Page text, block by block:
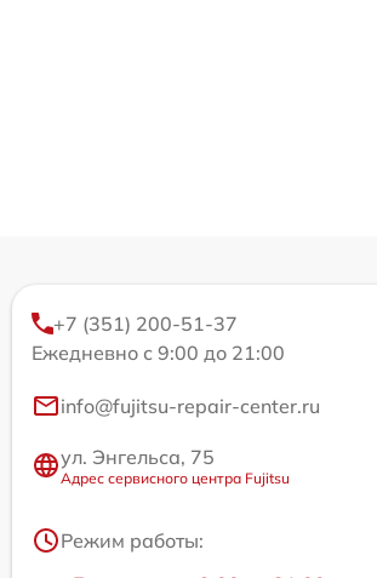
+7 (351) 200-51-37
Ежедневно с 9:00 до 21:00
info@fujitsu-repair-center.ru
ул. Энгельса, 75
Адрес сервисного центра Fujitsu
Режим работы: